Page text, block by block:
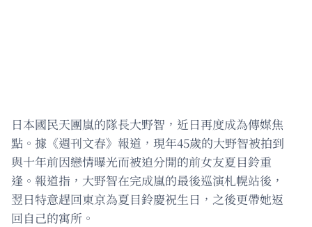
日本國民天團嵐的隊長大野智，近日再度成為傳媒焦
點。據《週刊文春》報道，現年45歲的大野智被拍到
與十年前因戀情曝光而被迫分開的前女友夏目鈴重
逢。報道指，大野智在完成嵐的最後巡演札幌站後，
翌日特意趕回東京為夏目鈴慶祝生日，之後更帶她返
回自己的寓所。